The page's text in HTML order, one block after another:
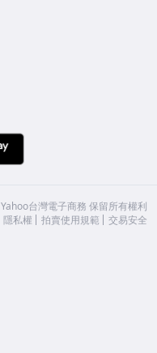
Yahoo台灣電子商務 保留所有權利
隱私權 拍賣使用規範 交易安全